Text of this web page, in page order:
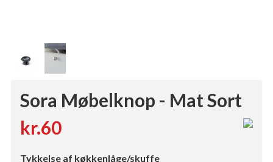
Sora Møbelknop - Mat Sort
kr.60
Tykkelse af køkkenlåge/skuffe